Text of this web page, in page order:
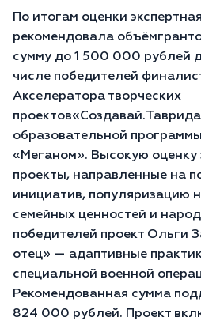
По итогам оценки
рекомендовала
сумму до 1 500 000 рублей
числе победителей
Акселератора творческих
образовательной
«Меганом». Высокую оценку
проекты, направленные на
инициатив, популяризацию
семейных ценностей и
победителей проект Ольги
отец» — адаптивные
специальной военной
Рекомендованная сумма
824 000 рублей. Проект